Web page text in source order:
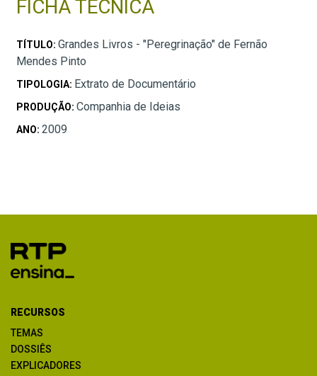
FICHA TÉCNICA
TÍTULO: Grandes Livros - "Peregrinação" de Fernão
Mendes Pinto
TIPOLOGIA: Extrato de Documentário
PRODUÇÃO: Companhia de Ideias
ANO: 2009
RECURSOS
TEMAS
DOSSIÊS
EXPLICADORES